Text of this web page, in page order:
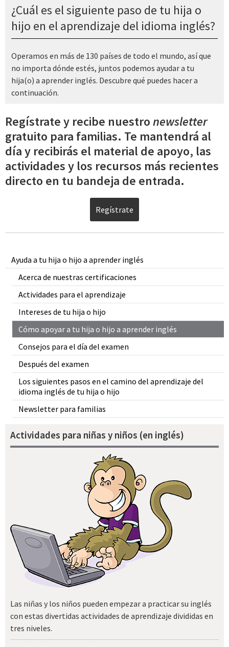
Ayuda a tu hija o hijo a aprender inglés
Acerca de nuestras certificaciones
Actividades para el aprendizaje
Intereses de tu hija o hijo
Cómo apoyar a tu hija o hijo a aprender inglés
Consejos para el día del examen
Después del examen
Los siguientes pasos en el camino del aprendizaje del
idioma inglés de tu hija o hijo
Newsletter para familias
Actividades para niñas y niños (en inglés)
Las niñas y los niños pueden empezar a practicar su inglés
con estas divertidas actividades de aprendizaje divididas en
tres niveles.
¿Cuál es el siguiente paso de tu hija o
hijo en el aprendizaje del idioma inglés?
Operamos en más de 130 países de todo el mundo, así que
no importa dónde estés, juntos podemos ayudar a tu
hija(o) a aprender inglés. Descubre qué puedes hacer a
continuación.
Regístrate y recibe nuestronewsletter
gratuito para familias. Te mantendrá al
día y recibirás el material de apoyo, las
actividades y los recursos más recientes
directo en tu bandeja de entrada.
Regístrate